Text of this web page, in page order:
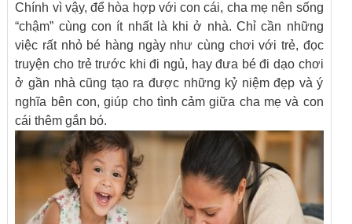
Chính vì vậy, để hòa hợp với con cái, cha mẹ nên sống
“chậm” cùng con ít nhất là khi ở nhà. Chỉ cần những
việc rất nhỏ bé hàng ngày như cùng chơi với trẻ, đọc
truyện cho trẻ trước khi đi ngủ, hay đưa bé đi dạo chơi
ở gần nhà cũng tạo ra được những kỷ niệm đẹp và ý
nghĩa bên con, giúp cho tình cảm giữa cha mẹ và con
cái thêm gắn bó.